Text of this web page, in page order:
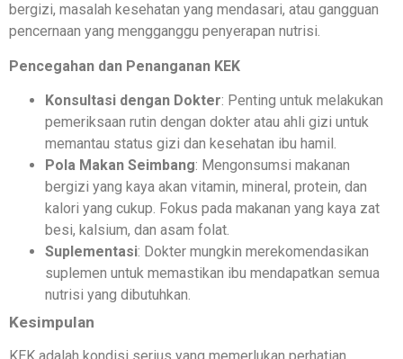
bergizi, masalah kesehatan yang mendasari, atau gangguan
pencernaan yang mengganggu penyerapan nutrisi.
Pencegahan dan Penanganan KEK
Konsultasi dengan Dokter: Penting untuk melakukan
pemeriksaan rutin dengan dokter atau ahli gizi untuk
memantau status gizi dan kesehatan ibu hamil.
Pola Makan Seimbang: Mengonsumsi makanan
bergizi yang kaya akan vitamin, mineral, protein, dan
kalori yang cukup. Fokus pada makanan yang kaya zat
besi, kalsium, dan asam folat.
Suplementasi: Dokter mungkin merekomendasikan
suplemen untuk memastikan ibu mendapatkan semua
nutrisi yang dibutuhkan.
Kesimpulan